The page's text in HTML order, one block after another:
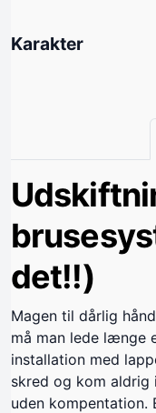
Karakter
det!!)
Magen til dårlig
må man lede længe
installation med
skred og kom aldrig
uden